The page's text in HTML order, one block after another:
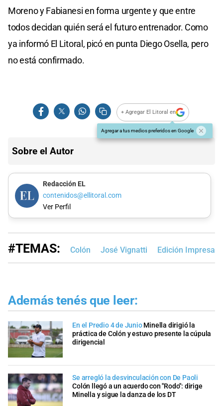
Moreno y Fabianesi en forma urgente y que entre
todos decidan quién será el futuro entrenador. Como
ya informó El Litoral, picó en punta Diego Osella, pero
no está confirmado.
+ Agregar El Litoral en
Agregar a tus medios preferidos en Google
Sobre el Autor
Redacción EL
contenidos@ellitoral.com
Ver Perfil
#TEMAS: Colón José Vignatti Edición Impresa
Además tenés que leer:
En el Predio 4 de Junio Minella dirigió la
práctica de Colón y estuvo presente la cúpula
dirigencial
Se arregló la desvinculación con De Paoli
Colón llegó a un acuerdo con "Rodo": dirige
Minella y sigue la danza de los DT